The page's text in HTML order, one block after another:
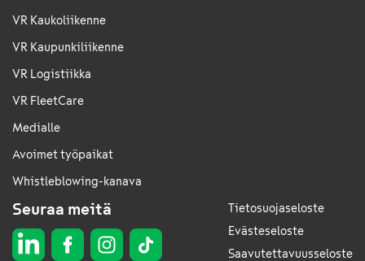
VR Kaukoliikenne
VR Kaupunkiliikenne
VR Logistiikka
VR FleetCare
Medialle
Avoimet työpaikat
Whistleblowing-kanava
Seuraa meitä
Tietosuojaseloste
Evästeseloste
Saavutettavuusseloste